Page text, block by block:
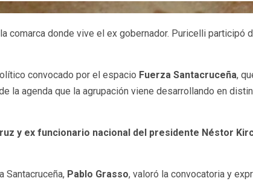
comarca donde vive el ex gobernador. Puricelli participó
convocado por el espacio Fuerza Santacruceña,
la agenda que la agrupación viene desarrollando en
y ex funcionario nacional del presidente Néstor
Santacruceña, Pablo Grasso, valoró la convocatoria y